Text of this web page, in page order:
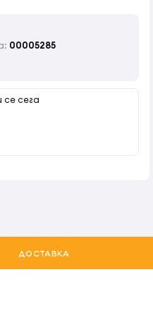
00005285
сега
ДОСТАВКА